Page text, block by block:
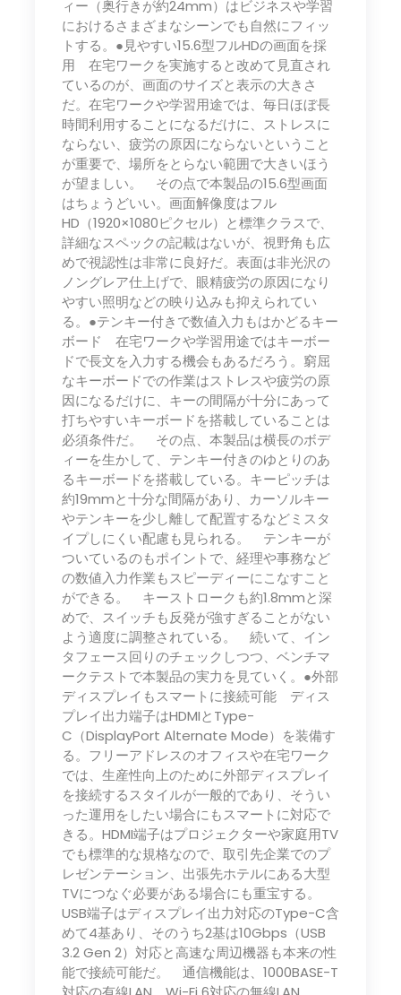
ィー（奥行きが約24mm）はビジネスや学習
におけるさまざまなシーンでも自然にフィッ
トする。●見やすい15.6型フルHDの画面を採
用 在宅ワークを実施すると改めて見直され
ているのが、画面のサイズと表示の大きさ
だ。在宅ワークや学習用途では、毎日ほぼ長
時間利用することになるだけに、ストレスに
ならない、疲労の原因にならないということ
が重要で、場所をとらない範囲で大きいほう
が望ましい。 その点で本製品の15.6型画面
はちょうどいい。画面解像度はフル
HD（1920×1080ピクセル）と標準クラスで、
詳細なスペックの記載はないが、視野角も広
めで視認性は非常に良好だ。表面は非光沢の
ノングレア仕上げで、眼精疲労の原因になり
やすい照明などの映り込みも抑えられてい
る。●テンキー付きで数値入力もはかどるキー
ボード 在宅ワークや学習用途ではキーボー
ドで長文を入力する機会もあるだろう。窮屈
なキーボードでの作業はストレスや疲労の原
因になるだけに、キーの間隔が十分にあって
打ちやすいキーボードを搭載していることは
必須条件だ。 その点、本製品は横長のボデ
ィーを生かして、テンキー付きのゆとりのあ
るキーボードを搭載している。キーピッチは
約19mmと十分な間隔があり、カーソルキー
やテンキーを少し離して配置するなどミスタ
イプしにくい配慮も見られる。 テンキーが
ついているのもポイントで、経理や事務など
の数値入力作業もスピーディーにこなすこと
ができる。 キーストロークも約1.8mmと深
めで、スイッチも反発が強すぎることがない
よう適度に調整されている。 続いて、イン
タフェース回りのチェックしつつ、ベンチマ
ークテストで本製品の実力を見ていく。●外部
ディスプレイもスマートに接続可能 ディス
プレイ出力端子はHDMIとType-
C（DisplayPort Alternate Mode）を装備す
る。フリーアドレスのオフィスや在宅ワーク
では、生産性向上のために外部ディスプレイ
を接続するスタイルが一般的であり、そうい
った運用をしたい場合にもスマートに対応で
きる。HDMI端子はプロジェクターや家庭用TV
でも標準的な規格なので、取引先企業でのプ
レゼンテーション、出張先ホテルにある大型
TVにつなぐ必要がある場合にも重宝する。
USB端子はディスプレイ出力対応のType-C含
めて4基あり、そのうち2基は10Gbps（USB
3.2 Gen 2）対応と高速な周辺機器も本来の性
能で接続可能だ。 通信機能は、1000BASE-T